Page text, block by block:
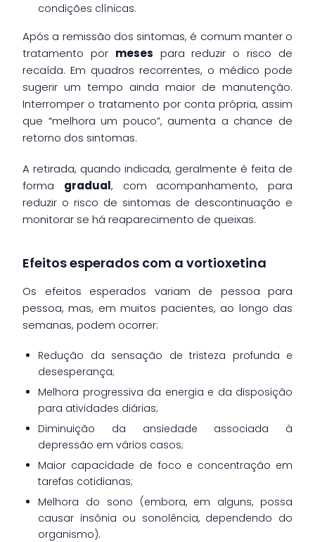
condições clínicas.
Após a remissão dos sintomas, é comum manter o
tratamento por meses para reduzir o risco de
recaída. Em quadros recorrentes, o médico pode
sugerir um tempo ainda maior de manutenção.
Interromper o tratamento por conta própria, assim
que “melhora um pouco”, aumenta a chance de
retorno dos sintomas.
A retirada, quando indicada, geralmente é feita de
forma gradual, com acompanhamento, para
reduzir o risco de sintomas de descontinuação e
monitorar se há reaparecimento de queixas.
Efeitos esperados com a vortioxetina
Os efeitos esperados variam de pessoa para
pessoa, mas, em muitos pacientes, ao longo das
semanas, podem ocorrer:
Redução da sensação de tristeza profunda e
desesperança;
Melhora progressiva da energia e da disposição
para atividades diárias;
Diminuição da ansiedade associada à
depressão em vários casos;
Maior capacidade de foco e concentração em
tarefas cotidianas;
Melhora do sono (embora, em alguns, possa
causar insônia ou sonolência, dependendo do
organismo).